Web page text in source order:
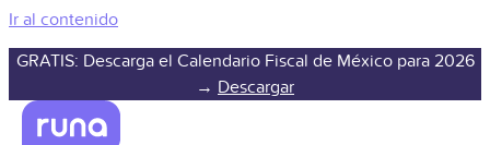
Ir al contenido
GRATIS: Descarga el Calendario Fiscal de México para 2026
→ Descargar